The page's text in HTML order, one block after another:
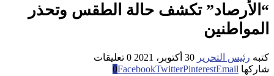
“الأرصاد” تكشف حالة الطقس وتحذر
المواطنين
كتبه رئيس التحرير 30 أكتوبر، 2021
0 تعليقات
شاركها
0FacebookTwitterPinterestEmail